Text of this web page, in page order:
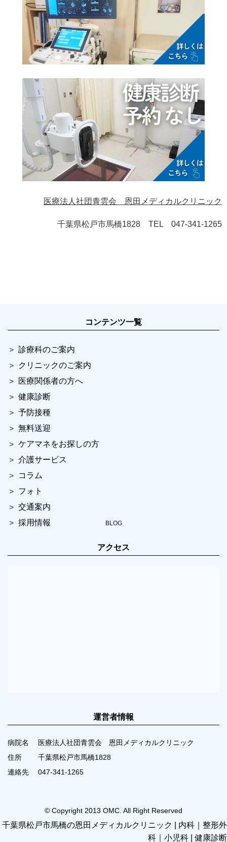
医療法人社団青雲会 恩田メディカルクリニック
千葉県松戸市馬橋1828 TEL 047-341-1265
コンテンツ一覧
診療科のご案内
クリニックのご案内
医療関係者の方へ
健康診断
予防接種
無料送迎
ケアマネをお探しの方
介護サービス
コラム
フォト
交通案内
採用情報
アクセス
運営者情報
病院名
医療法人社団青雲会 恩田メディカルクリニック
住所
千葉県松戸市馬橋1828
連絡先
047-341-1265
© Copyright 2013 OMC. All Right Reserved
千葉県松戸市馬橋の恩田メディカルクリニック | 内科｜整形外
科｜小児科 | 健康診断